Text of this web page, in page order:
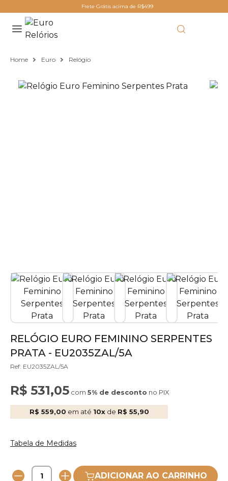
Frete Grátis acima de R$499
Home Euro Relógio
RELÓGIO EURO FEMININO SERPENTES
PRATA - EU2035ZAL/5A
Ref: EU2035ZAL/5A
R$ 531,05 com 5% de desconto no PIX
R$ 559,00 em até 10xde R$ 55,90
Tabela de Medidas
ADICIONAR AO CARRINHO